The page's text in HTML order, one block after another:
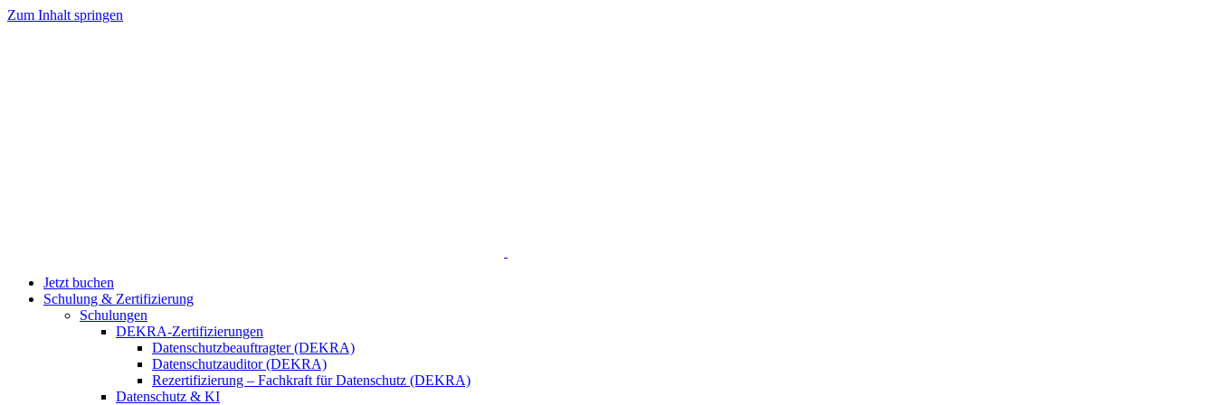
Zum Inhalt springen
Jetzt buchen
Schulung & Zertifizierung
Schulungen
DEKRA-Zertifizierungen
Datenschutzbeauftragter (DEKRA)
Datenschutzauditor (DEKRA)
Rezertifizierung – Fachkraft für Datenschutz (DEKRA)
Datenschutz & KI